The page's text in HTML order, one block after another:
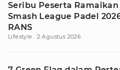
Seribu Peserta Ramaikan
Smash League Padel
RANS
Lifestyle 2 Agustus 2026